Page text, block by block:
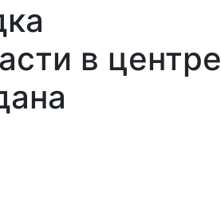
в центре